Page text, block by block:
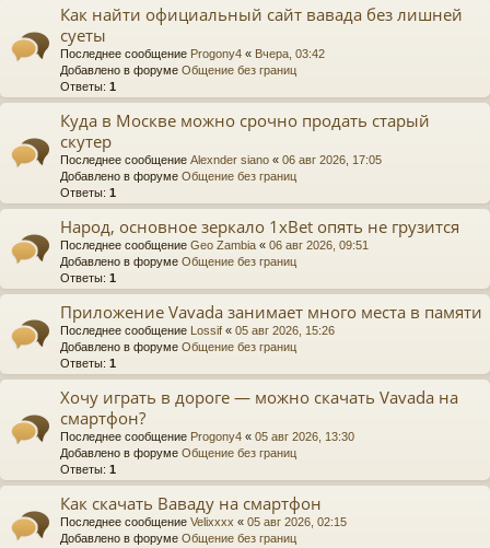
Как найти официальный сайт вавада без лишней
суеты
Последнее сообщение Progony4 « Вчера, 03:42
Добавлено в форуме Общение без границ
Ответы: 1
Куда в Москве можно срочно продать старый
скутер
Последнее сообщение Alexnder siano « 06 авг 2026, 17:05
Добавлено в форуме Общение без границ
Ответы: 1
Народ, основное зеркало 1xBet опять не грузится
Последнее сообщение Geo Zambia « 06 авг 2026, 09:51
Добавлено в форуме Общение без границ
Ответы: 1
Приложение Vavada занимает много места в памяти
Последнее сообщение Lossif « 05 авг 2026, 15:26
Добавлено в форуме Общение без границ
Ответы: 1
Хочу играть в дороге — можно скачать Vavada на
смартфон?
Последнее сообщение Progony4 « 05 авг 2026, 13:30
Добавлено в форуме Общение без границ
Ответы: 1
Как скачать Ваваду на смартфон
Последнее сообщение Velixxxx « 05 авг 2026, 02:15
Добавлено в форуме Общение без границ